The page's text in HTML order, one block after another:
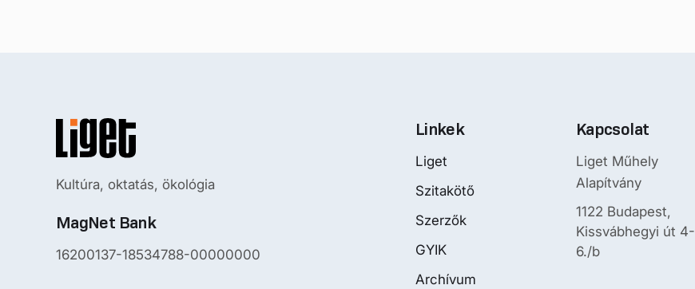
Kultúra, oktatás, ökológia
MagNet Bank
16200137-18534788-00000000
Linkek
Liget
Szitakötő
Szerzők
GYIK
Archívum
Kapcsolat
Liget Műhely
Alapítvány
1122 Budapest,
Kissvábhegyi út 4-
6./b